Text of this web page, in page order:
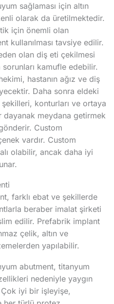
sağlaması için altın
olarak da üretilmektedir.
için önemli olan
kullanılması tavsiye edilir.
olan diş eti çekilmesi
kamufle edebilir.
hastanın ağız ve diş
Daha sonra eldeki
konturları ve ortaya
dayanak meydana getirmek
Custom
vardır. Custom
olabilir, ancak daha iyi
farklı ebat ve şekillerde
beraber imalat şirketi
edilir. Prefabrik implant
çelik, altın ve
yapılabilir.
abutment, titanyum
nedeniyle yaygın
iyi bir işleyişe,